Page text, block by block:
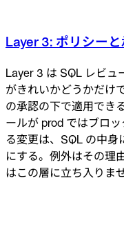
Layer 3: ポリシーと
Layer 3 は SQL レビュ
がきれいかどうかだけ
の承認の下で適用でき
ールが prod ではブロ
る変更は、SQL の中身
にする。例外はその理
はこの層に立ち入りませ